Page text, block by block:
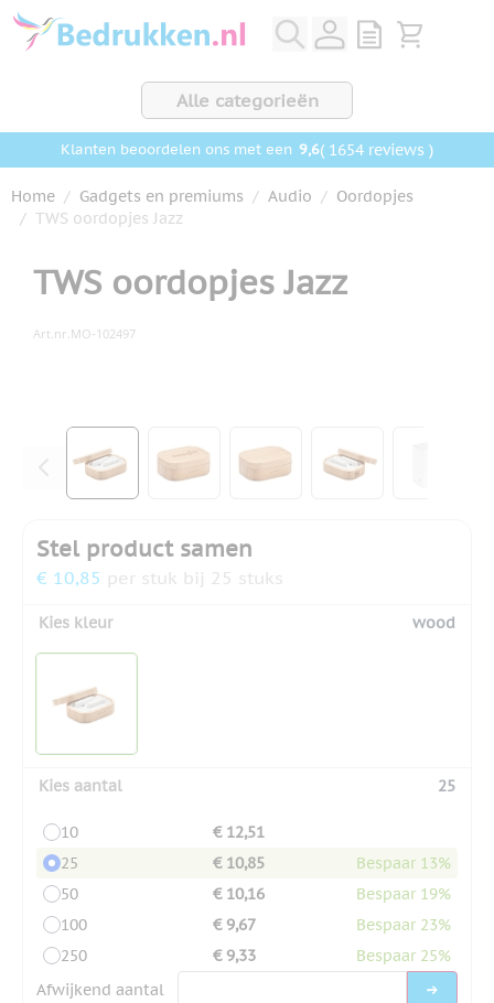
Ga naar de inhoud
View quote,
Bekijk
Alle categorieën
Klanten beoordelen ons met een 9,6( 1654 reviews )
Home / Gadgets en premiums / Audio / Oordopjes
/ TWS oordopjes Jazz
TWS oordopjes Jazz
Art.nr. MO-102497
Stel product samen
€ 10,85 per stuk bij 25 stuks
Kies kleur wood
Kies aantal 25
10
€ 12,51
25
€ 10,85
Bespaar 13%
50
€ 10,16
Bespaar 19%
100
€ 9,67
Bespaar 23%
250
€ 9,33
Bespaar 25%
Afwijkend aantal